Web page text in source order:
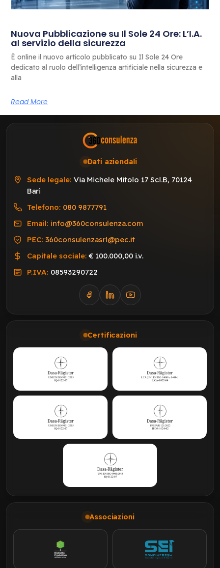
Nuova Pubblicazione su Il Sole 24 Ore: L’I.A.
al servizio della sicurezza
È online il nuovo articolo pubblicato su Il Sole 24 Ore
dedicato al ruolo dell’intelligenza artificiale nella sicurezza e
alla
Read More
Dati aziendali
Sede legale: Via Michele Mitolo 17 Scl.B, 70124
Bari
Telefono: 080 9877791
Email: info@360consulenza.com
PEC: 360consulenzasrl@pec.it
Capitale sociale: € 100.000,00 i.v.
P.IVA: 08593290722
Certificazioni
Associazioni